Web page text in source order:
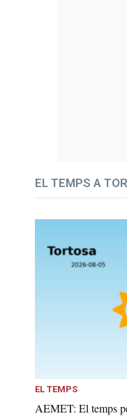
EL TEMPS A
EL TEMPS
AEMET: El temps